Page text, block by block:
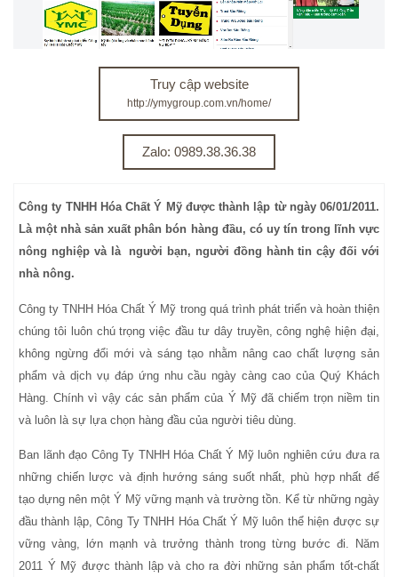
Truy cập website
http://ymygroup.com.vn/home/
Zalo: 0989.38.36.38
Công ty TNHH Hóa Chất Ý Mỹđược thành lập từ ngày 06/01/2011.
Là một nhà sản xuất phân bón hàng đầu, có uy tín trong lĩnh vực
nông nghiệp và là người bạn, người đồng hành tin cậy đối với
nhà nông.
Công ty TNHH Hóa Chất Ý Mỹ trong quá trình phát triển và hoàn thiện
chúng tôi luôn chú trọng việc đầu tư dây truyền, công nghệ hiện đại,
không ngừng đổi mới và sáng tạo nhằm nâng cao chất lượng sản
phẩm và dịch vụ đáp ứng nhu cầu ngày càng cao của Quý Khách
Hàng. Chính vì vậy các sản phẩm của Ý Mỹ đã chiếm trọn niềm tin
và luôn là sự lựa chọn hàng đầu của người tiêu dùng.
Ban lãnh đạo Công Ty TNHH Hóa Chất Ý Mỹluôn nghiên cứu đưa ra
những chiến lược và định hướng sáng suốt nhất, phù hợp nhất để
tạo dựng nên một Ý Mỹ vững mạnh và trường tồn. Kể từ những ngày
đầu thành lập, Công Ty TNHH Hóa Chất Ý Mỹ luôn thể hiện được sự
vững vàng, lớn mạnh và trưởng thành trong từng bước đi. Năm
2011 Ý Mỹ được thành lập và cho ra đời những sản phẩm tốt-chất